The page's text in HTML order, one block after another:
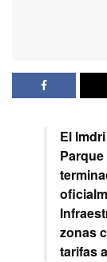
El
zonas
tarifas